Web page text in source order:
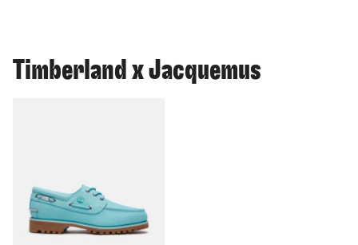
Timberland x Jacquemus